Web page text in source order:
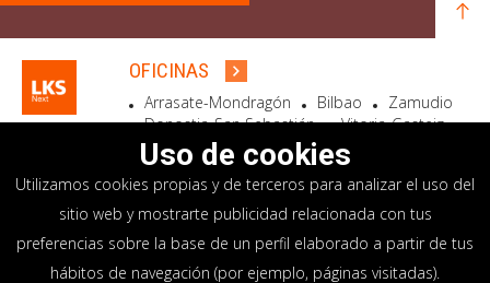
OFICINAS
Arrasate-Mondragón Bilbao
Zamudio
Donostia-San Sebastián
Vitoria-Gasteiz
Madrid
El Astillero Bidart
SEDE SOCIAL
Goiru, 7 Arrasate-Mondragón
CP 20500 GIPUZKOA – SPAIN
Uso de cookies
Utilizamos cookies propias y de terceros para analizar el uso del
sitio web y mostrarte publicidad relacionada con tus
preferencias sobre la base de un perfil elaborado a partir de tus
hábitos de navegación (por ejemplo, páginas visitadas).